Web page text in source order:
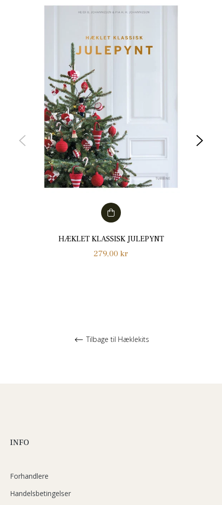
HÆKLET KLASSISK JULEPYNT
Normalpris
279,00 kr
Tilbage til Hæklekits
INFO
Forhandlere
Handelsbetingelser